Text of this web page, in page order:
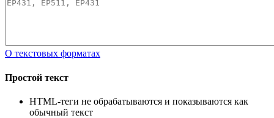
О текстовых форматах
Простой текст
HTML-теги не обрабатываются и показываются как
обычный текст